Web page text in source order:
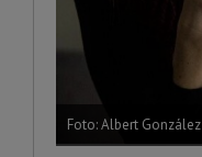
Foto: Albert González